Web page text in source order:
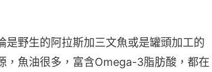
是野生的阿拉斯加三文魚或是罐頭加工的
，魚油很多，富含Omega-3脂肪酸，都在